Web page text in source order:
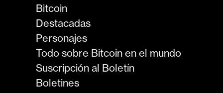
Bitcoin
Destacadas
Personajes
Todo sobre Bitcoin en el mundo
Suscripción al Boletín
Boletines